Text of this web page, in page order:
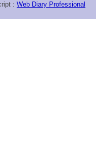
: Web Diary Professional